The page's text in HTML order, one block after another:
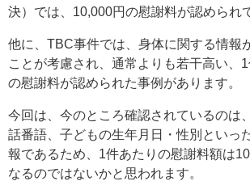
決）では、10,000円の慰謝料が認められ
他に、TBC事件では、身体に関する情報
ことが考慮され、通常よりも若干高い、
の慰謝料が認められた事例があります。
今回は、今のところ確認されているのは
話番語、子どもの生年月日・性別といっ
報であるため、1件あたりの慰謝料額は
なるのではないかと思われます。